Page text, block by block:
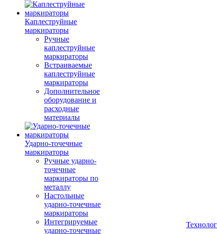
Каплеструйные
маркираторы
Ручные
каплеструйные
маркираторы
Встраиваемые
каплеструйные
маркираторы
Дополнительное
оборудование и
расходные
материалы
Ударно-точечные
маркираторы
Ручные ударно-
точечные
маркираторы по
металлу
Настольные
ударно-точечные
маркираторы
Интегрируемые
ударно-точечные